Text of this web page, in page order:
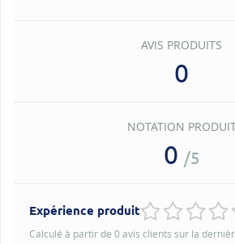
AVIS PRODUITS
0
NOTATION
0 /5
Expérience produit
Calculé à partir de 0 avis clients sur la